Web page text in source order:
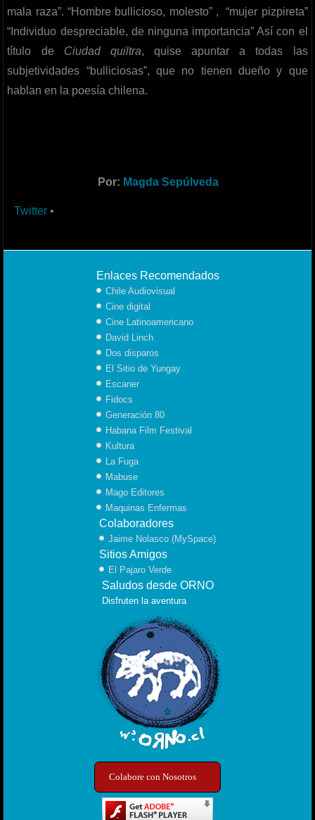
mala raza”. “Hombre bullicioso, molesto” , “mujer pizpireta”
“Individuo despreciable, de ninguna importancia” Así con el
título de Ciudad quiltra, quise apuntar a todas las
subjetividades “bulliciosas”, que no tienen dueño y que
hablan en la poesía chilena.
Por: Magda Sepúlveda
Twitter •
Enlaces Recomendados
Chile Audiovisual
Cine digital
Cine Latinoamericano
David Linch
Dos disparos
El Sitio de Yungay
Escaner
Fidocs
Generación 80
Habana Film Festival
Kultura
La Fuga
Mabuse
Mago Editores
Maquinas Enfermas
Colaboradores
Jaime Nolasco (MySpace)
Sitios Amigos
El Pajaro Verde
Saludos desde ORNO
Disfruten la aventura
Colabore con Nosotros